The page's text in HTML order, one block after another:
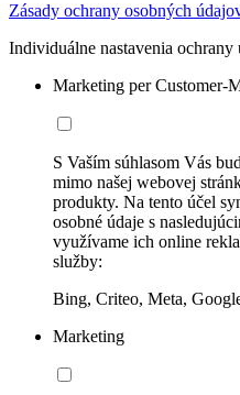
Zásady ochrany osobných
Individuálne nastavenia ochrany
Marketing per Customer-
S Vaším súhlasom Vás
mimo našej webovej
produkty. Na tento účel
osobné údaje s
využívame ich online
služby:
Bing, Criteo, Meta,
Marketing